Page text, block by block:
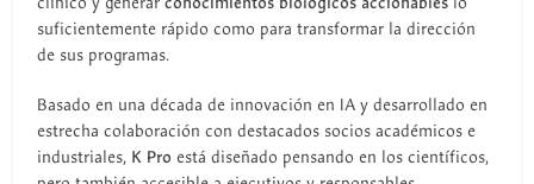
suficientemente rápido como para transformar la dirección
de sus programas.
Basado en una década de innovación en IA y desarrollado en
estrecha colaboración con destacados socios académicos e
industriales, K Pro está diseñado pensando en los científicos,